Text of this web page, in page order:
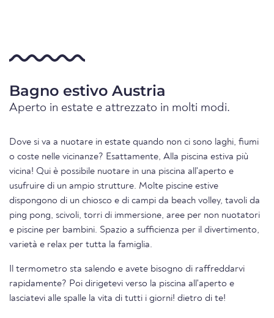
Bagno estivo Austria
Aperto in estate e attrezzato in molti modi.
Dove si va a nuotare in estate quando non ci sono laghi, fiumi
o coste nelle vicinanze? Esattamente, Alla piscina estiva più
vicina! Qui è possibile nuotare in una piscina all'aperto e
usufruire di un ampio strutture. Molte piscine estive
dispongono di un chiosco e di campi da beach volley, tavoli da
ping pong, scivoli, torri di immersione, aree per non nuotatori
e piscine per bambini. Spazio a sufficienza per il divertimento,
varietà e relax per tutta la famiglia.
Il termometro sta salendo e avete bisogno di raffreddarvi
rapidamente? Poi dirigetevi verso la piscina all'aperto e
lasciatevi alle spalle la vita di tutti i giorni! dietro di te!